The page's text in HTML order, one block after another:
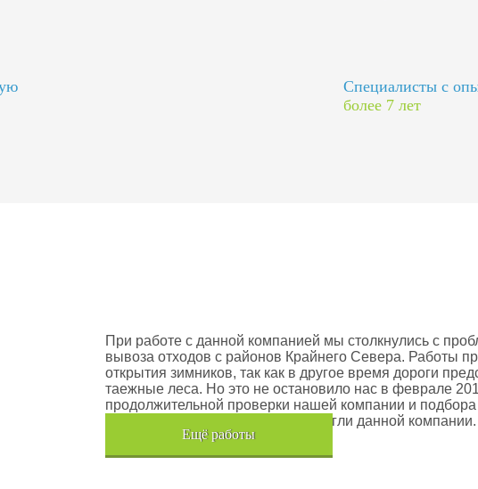
Специалисты с
более 7 лет
При работе с данной компанией мы столкнулись с
вывоза отходов с районов Крайнего Севера. Работы
открытия зимников, так как в другое время дороги
таежные леса. Но это не остановило нас в феврале
продолжительной проверки нашей компании и
транспортного средства, мы помогли данной компании.
Хочется также отметить, что…
Eщё работы